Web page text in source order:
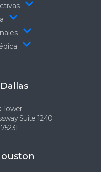
Tower
Suite 1240